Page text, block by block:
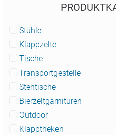
Stühle
Klappzelte
Tische
Transportgestelle
Stehtische
Bierzeltgarnituren
Outdoor
Klapptheken